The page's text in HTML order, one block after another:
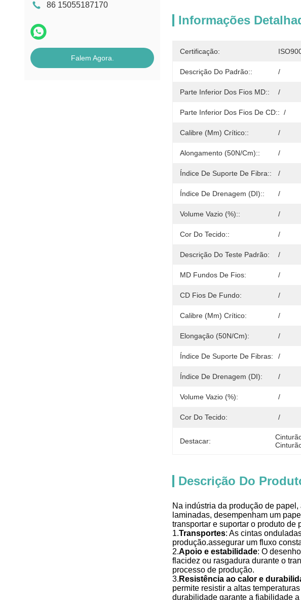
86 15055187170
Falem Agora.
Informações
Certificação:
Descrição Do Padrão:: /
Parte Inferior Dos Fios MD:: /
Parte Inferior Dos Fios De CD:: /
Calibre (mm) Crítico:: /
Alongamento (50N/cm):: /
Índice De Suporte De Fibra:: /
Índice De Drenagem (DI):: /
Volume Vazio (%):: /
Cor Do Tecido:: /
Descrição Do Teste Padrão: /
MD Fundos De Fios: /
CD Fios De Fundo: /
Calibre (mm) Crítico: /
Elongação (50N/cm): /
Índice De Suporte De Fibras: /
Índice De Drenagem (DI): /
Volume Vazio (%): /
Cor Do Tecido: /
Destacar:
Descrição Do
Na indústria da produção de
laminadas, desempenham um
transportar e suportar o produto
1.Transportes: As cintas
produção.assegurar um fluxo
2.Apoio e estabilidade: O
flacidez ou rasgadura durante o
processo de produção.
3. Resistência ao calor e
permite resistir a altas
durabilidade garante a fiabilidade